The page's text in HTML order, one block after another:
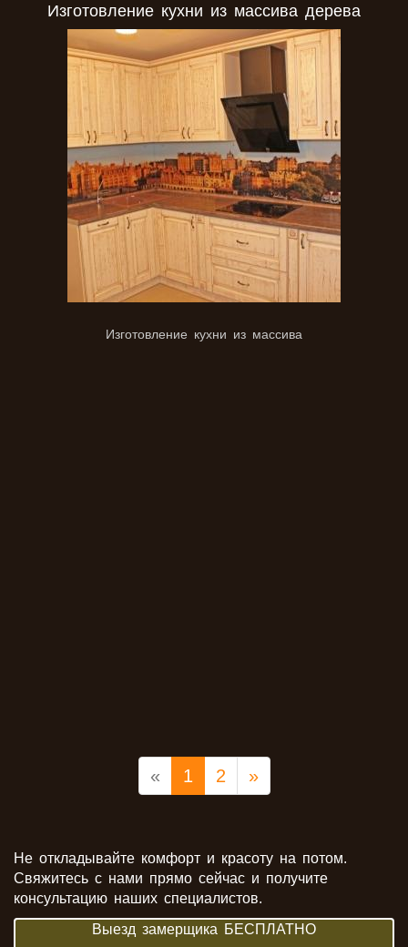
Изготовление кухни из массива дерева
Изготовление кухни из массива
« 1 2 »
Не откладывайте комфорт и красоту на потом.
Свяжитесь с нами прямо сейчас и получите
консультацию наших специалистов.
Выезд замерщика БЕСПЛАТНО